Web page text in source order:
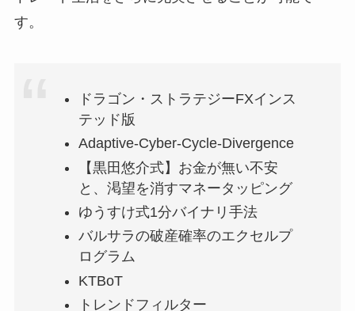
す。
ドラゴン・ストラテジーFXインス
テッド版
Adaptive-Cyber-Cycle-Divergence
【黒田悠介式】お金が無い不安
と、渇望を消すマネータッピング
ゆうすけ式1分バイナリ手法
バルサラの破産確率のエクセルプ
ログラム
KTBoT
トレンドフィルター